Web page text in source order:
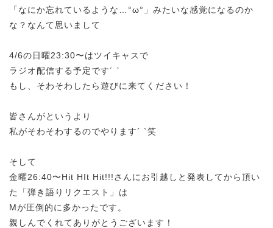
「なにか忘れているような…°ω°」みたいな感覚になるのか
な？なんて思いまして
4/6の日曜23:30〜はツイキャスで
ラジオ配信する予定です´ `
もし、そわそわしたら遊びに来てください！
皆さんがというより
私がそわそわするのでやります´ `笑
そして
金曜26:40〜Hit HIt Hit!!!さんにお引越しと発表してから頂い
た「弾き語りリクエスト」は
Mが圧倒的に多かったです。
親しんでくれてありがとうございます！